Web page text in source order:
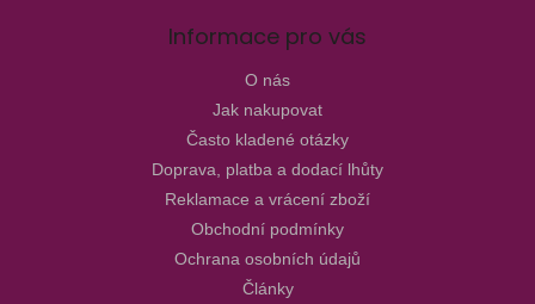
Informace pro vás
O nás
Jak nakupovat
Často kladené otázky
Doprava, platba a dodací lhůty
Reklamace a vrácení zboží
Obchodní podmínky
Ochrana osobních údajů
Články